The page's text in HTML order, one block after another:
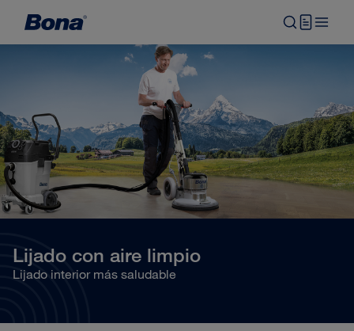
Lijado con aire limpio
Lijado interior más saludable